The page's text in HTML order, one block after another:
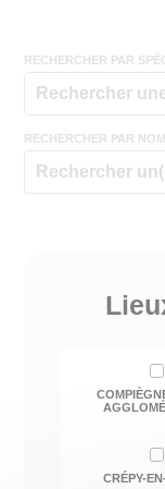
RECHERCHER PAR
RECHERCHER PAR
CRÉPY-